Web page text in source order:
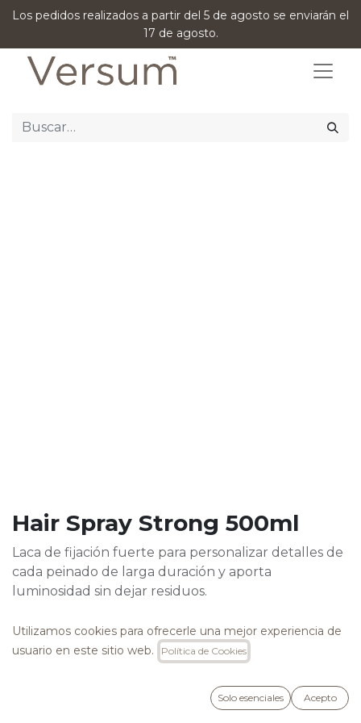
Los pedidos realizados a partir del 5 de agosto se enviarán el
17 de agosto.
Hair Spray Strong 500ml
Laca de fijación fuerte para personalizar detalles de
cada peinado de larga duración y aporta
luminosidad sin dejar residuos.
19,95€
Utilizamos cookies para ofrecerle una mejor experiencia de
usuario en este sitio web.
Política de Cookies
Solo esenciales Acepto